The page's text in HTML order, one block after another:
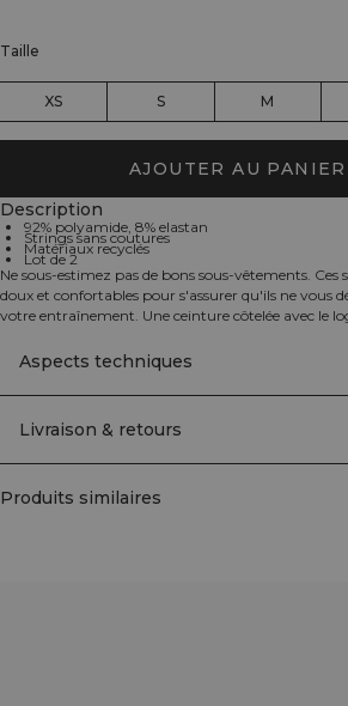
Taille
XS S M
AJOUTER AU PANIER
Description
92% polyamide, 8% elastan
Strings sans coutures
Matériaux recyclés
Lot de 2
Ne sous-estimez pas de bons sous-vêtements. Ces
doux et confortables pour s'assurer qu'ils ne vous
votre entraînement. Une ceinture côtelée avec le
strings fabriqués à partir de matériaux recyclés.
92% nylon, 8% elastan
Aspects techniques
Livraison & retours
Produits similaires